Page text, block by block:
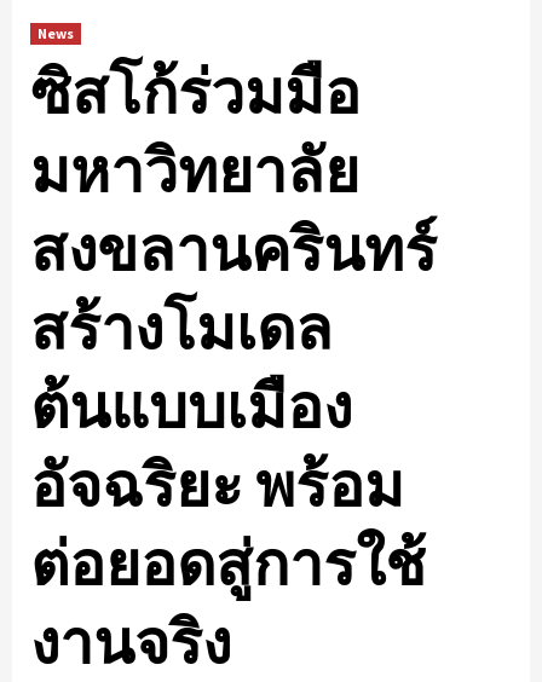
News
ซิสโก้ร่วมมือ
มหาวิทยาลัย
สงขลานครินทร์
สร้างโมเดล
ต้นแบบเมือง
อัจฉริยะ พร้อม
ต่อยอดสู่การใช้
งานจริง